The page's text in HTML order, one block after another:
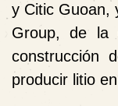
y Citic Guoan,
Group, de la
construcción
producir litio